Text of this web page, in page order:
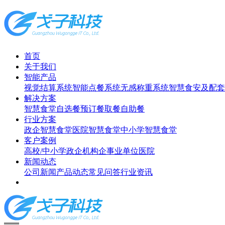
首页
关于我们
智能产品
视觉结算系统智能点餐系统无感称重系统智慧食安及配
解决方案
智慧食堂自选餐预订餐取餐自助餐
行业方案
政企智慧食堂医院智慧食堂中小学智慧食堂
客户案例
高校/中小学政企机构企事业单位医院
新闻动态
公司新闻产品动态常见问答行业资讯